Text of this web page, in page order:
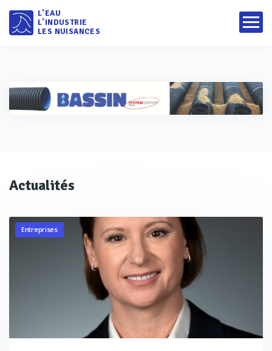
L'EAU
L'INDUSTRIE
LES NUISANCES
Actualités
Entreprises